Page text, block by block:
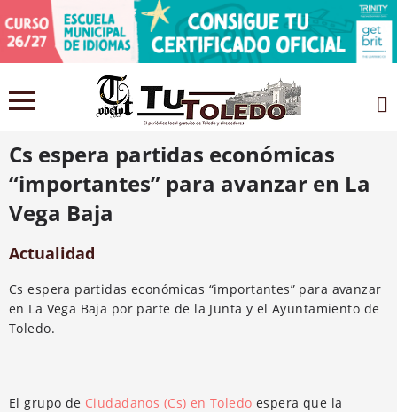
23 noviembre 2021
Cs espera partidas económicas
“importantes” para avanzar en La
Vega Baja
Actualidad
Cs espera partidas económicas “importantes” para avanzar
en La Vega Baja por parte de la Junta y el Ayuntamiento de
Toledo.
El grupo de Ciudadanos (Cs) en Toledo espera que la